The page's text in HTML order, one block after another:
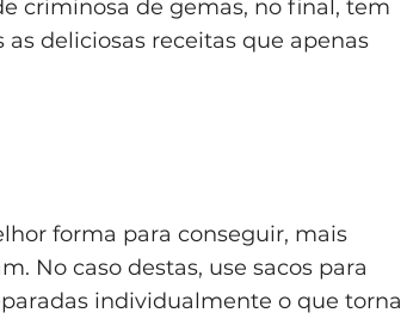
criminosa de gemas, no final, tem
as deliciosas receitas que apenas
forma para conseguir, mais
No caso destas, use sacos para
individualmente o que torna